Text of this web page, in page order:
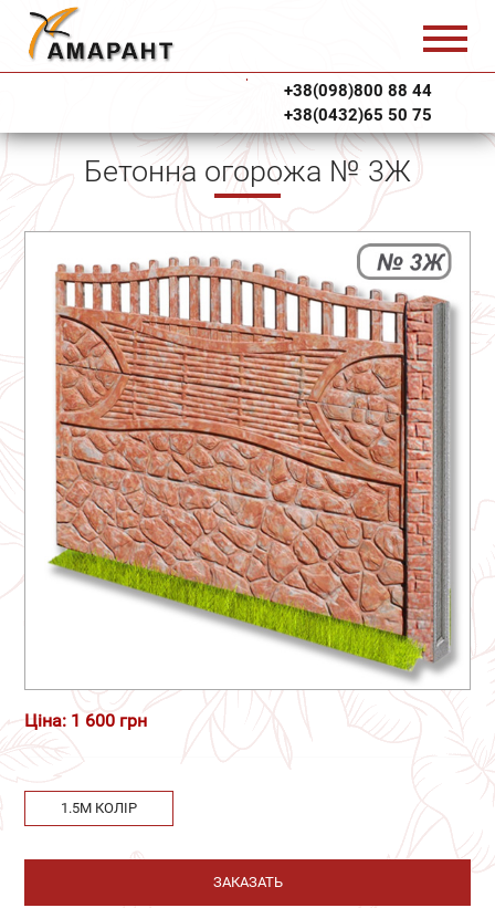
+38(098)800 88 44
+38(0432)65 50 75
Бетонна огорожа № 3Ж
Ціна: 1 600 грн
1.5М КОЛІР
ЗАКАЗАТЬ